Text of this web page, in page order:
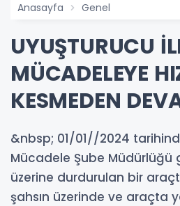
Anasayfa Genel
UYUŞTURUCU
MÜCADELEYE
KESMEDEN
&nbsp; 01/01//2024
Mücadele Şube Müdürlüğü
üzerine durdurulan bir
şahsın üzerinde ve araçta